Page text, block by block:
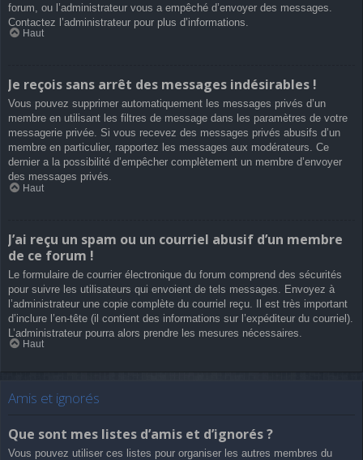
forum, ou l’administrateur vous a empêché d’envoyer des messages.
Contactez l’administrateur pour plus d’informations.
Haut
Je reçois sans arrêt des messages indésirables !
Vous pouvez supprimer automatiquement les messages privés d’un
membre en utilisant les filtres de message dans les paramètres de votre
messagerie privée. Si vous recevez des messages privés abusifs d’un
membre en particulier, rapportez les messages aux modérateurs. Ce
dernier a la possibilité d’empêcher complètement un membre d’envoyer
des messages privés.
Haut
J’ai reçu un spam ou un courriel abusif d’un membre
de ce forum !
Le formulaire de courrier électronique du forum comprend des sécurités
pour suivre les utilisateurs qui envoient de tels messages. Envoyez à
l’administrateur une copie complète du courriel reçu. Il est très important
d’inclure l’en-tête (il contient des informations sur l’expéditeur du courriel).
L’administrateur pourra alors prendre les mesures nécessaires.
Haut
Amis et ignorés
Que sont mes listes d’amis et d’ignorés ?
Vous pouvez utiliser ces listes pour organiser les autres membres du